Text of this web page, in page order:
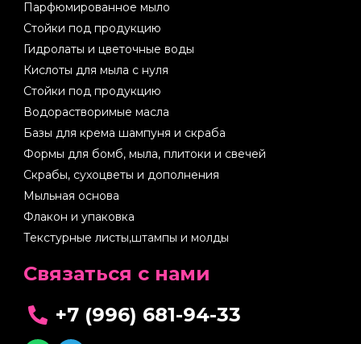
Парфюмированное мыло
Стойки под продукцию
Гидролаты и цветочные воды
Кислоты для мыла с нуля
Стойки под продукцию
Водорастворимые масла
Базы для крема шампуня и скраба
Формы для бомб, мыла, плитоки и свечей
Скрабы, сухоцветы и дополнения
Мыльная основа
Флакон и упаковка
Текстурные листы,штампы и молды
Cвязаться с нами
+7 (996) 681-94-33